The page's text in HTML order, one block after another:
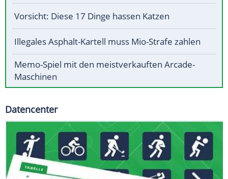
Vorsicht: Diese 17 Dinge hassen Katzen
Illegales Asphalt-Kartell muss Mio-Strafe zahlen
Memo-Spiel mit den meistverkauften Arcade-
Maschinen
Datencenter